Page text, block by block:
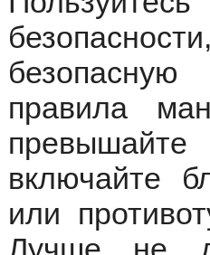
правила
включайте
или